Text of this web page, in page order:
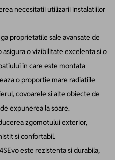
necesitatii utilizarii instalatiilor
proprietatile sale avansate de
asigura o vizibilitate excelenta si o
in care este montata
o proportie mare radiatiile
covoarele si alte obiecte de
expunerea la soare.
zgomotului exterior,
si confortabil.
este rezistenta si durabila,